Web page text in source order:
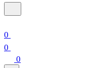
0
0
0